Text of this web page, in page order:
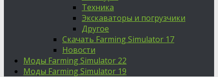
Техника
Экскаваторы и погрузчики
Другое
Скачать Farming Simulator 17
Новости
Моды Farming Simulator 22
Моды Farming Simulator 19